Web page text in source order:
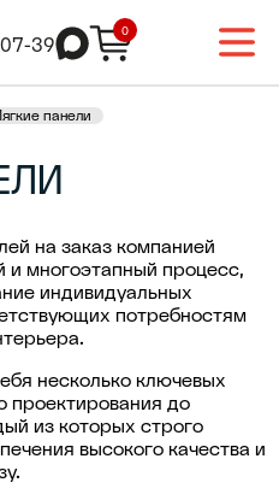
39
0
панели
на заказ компанией
многоэтапный процесс,
индивидуальных
потребностям
несколько ключевых
проектирования до
из которых строго
высокого качества и